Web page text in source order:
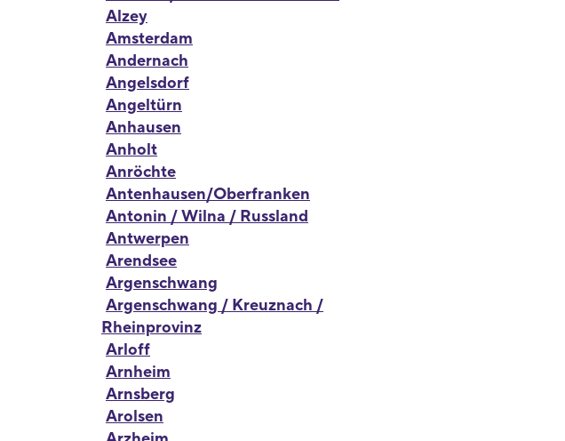
Alzey
Amsterdam
Andernach
Angelsdorf
Angeltürn
Anhausen
Anholt
Anröchte
Antenhausen/Oberfranken
Antonin / Wilna / Russland
Antwerpen
Arendsee
Argenschwang
Argenschwang / Kreuznach /
Rheinprovinz
Arloff
Arnheim
Arnsberg
Arolsen